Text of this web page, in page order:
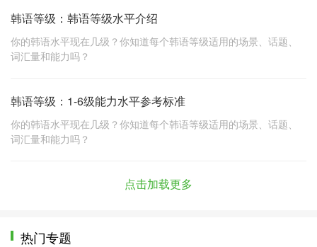
韩语等级：韩语等级水平介绍
你的韩语水平现在几级？你知道每个韩语等级适用的场景、话题、
词汇量和能力吗？
韩语等级：1-6级能力水平参考标准
你的韩语水平现在几级？你知道每个韩语等级适用的场景、话题、
词汇量和能力吗？
点击加载更多
热门专题